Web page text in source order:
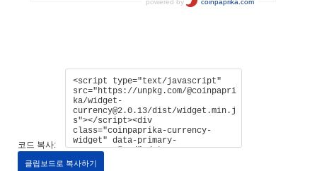
코드 복사:
클립보드로 복사하기